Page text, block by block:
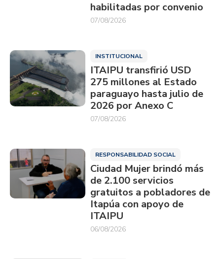
habilitadas por convenio
07/08/2026
INSTITUCIONAL
ITAIPU transfirió USD
275 millones al Estado
paraguayo hasta julio de
2026 por Anexo C
07/08/2026
RESPONSABILIDAD SOCIAL
Ciudad Mujer brindó más
de 2.100 servicios
gratuitos a pobladores de
Itapúa con apoyo de
ITAIPU
06/08/2026